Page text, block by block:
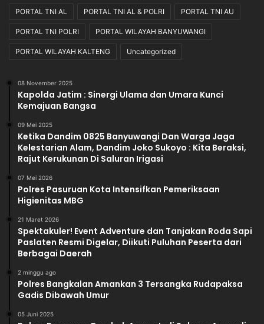
PORTAL TNI AL PORTAL TNI AL & POLRI PORTAL TNI AU
PORTAL TNI POLRI PORTAL WILAYAH BANYUWANGI
PORTAL WILAYAH KALTENG Uncategorized
08 November 2025
Kapolda Jatim : Sinergi Ulama dan Umara Kunci
Kemajuan Bangsa
09 Mei 2025
Ketika Dandim 0825 Banyuwangi Dan Warga Jaga
Kelestarian Alam, Dandim Joko Sukoyo : Kita Beraksi,
Rajut Kerukunan Di Saluran Irigasi
07 Mei 2026
Polres Pasuruan Kota Intensifkan Pemeriksaan
Higienitas MBG
21 Maret 2026
Spektakuler! Event Adventure dan Tanjakan Roda Sapi
Paslaten Resmi Digelar, Diikuti Puluhan Peserta dari
Berbagai Daerah
2 minggu ago
Polres Bangkalan Amankan 3 Tersangka Rudapaksa
Gadis Dibawah Umur
05 Juni 2025